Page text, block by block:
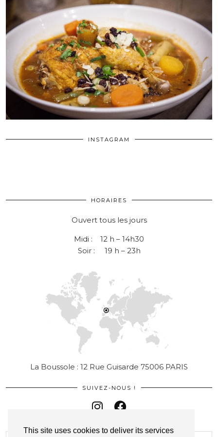
This site uses cookies to deliver its services
INSTAGRAM
HORAIRES
Ouvert tous les jours
Midi : 12 h – 14h30
Soir : 19 h – 23h
La Boussole : 12 Rue Guisarde 75006 PARIS
SUIVEZ-NOUS !